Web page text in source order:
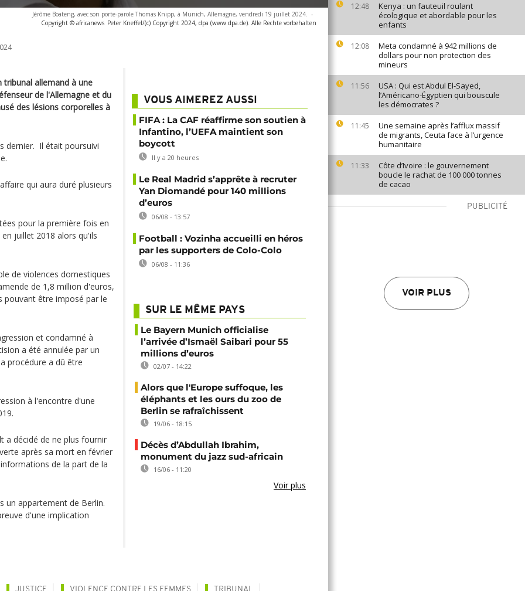
12:48
Kenya : un fauteuil roulant
écologique et abordable pour les
enfants
12:08
Meta condamné à 942 millions de
dollars pour non protection des
mineurs
11:56
USA : Qui est Abdul El-Sayed,
l’Américano-Égyptien qui bouscule
les démocrates ?
11:45
Une semaine après l’afflux massif
de migrants, Ceuta face à l’urgence
humanitaire
11:33
Côte d’Ivoire : le gouvernement
boucle le rachat de 100 000 tonnes
de cacao
PUBLICITÉ
VOIR PLUS
Jérôme Boateng, avec son porte-parole Thomas Knipp, à Munich, Allemagne, vendredi 19 juillet 2024. -
Copyright © africanews Peter Kneffel/(c) Copyright 2024, dpa (www.dpa.de). Alle Rechte vorbehalten
tribunal allemand à une
de l'Allemagne et du
des lésions corporelles à
dernier. Il était poursuivi
qui aura duré plusieurs
pour la première fois en
juillet 2018 alors qu'ils
de violences domestiques
de 1,8 million d'euros,
pouvant être imposé par le
et condamné à
a été annulée par un
procédure a dû être
à l'encontre d'une
a décidé de ne plus fournir
après sa mort en février
de la part de la
un appartement de Berlin.
d'une implication
VOUS AIMEREZ AUSSI
FIFA : La CAF réaffirme son soutien à
Infantino, l’UEFA maintient son
boycott
Il y a 20 heures
Le Real Madrid s’apprête à recruter
Yan Diomandé pour 140 millions
d’euros
06/08 - 13:57
Football : Vozinha accueilli en héros
par les supporters de Colo-Colo
06/08 - 11:36
SUR LE MÊME PAYS
Le Bayern Munich officialise
l’arrivée d’Ismaël Saibari pour 55
millions d’euros
02/07 - 14:22
Alors que l'Europe suffoque, les
éléphants et les ours du zoo de
Berlin se rafraîchissent
19/06 - 18:15
Décès d’Abdullah Ibrahim,
monument du jazz sud-africain
16/06 - 11:20
Voir plus